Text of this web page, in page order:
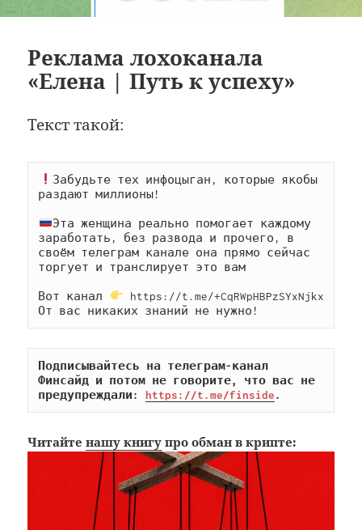
Реклама лохоканала
«Елена | Путь к успеху»
Текст такой:
Забудьте тех инфоцыган, которые якобы
раздают миллионы!
Эта женщина реально помогает каждому
заработать, без развода и прочего, в
своём телеграм канале она прямо сейчас
торгует и транслирует это вам
Вот канал
https://t.me/+CqRWpHBPzSYxNjkx
От вас никаких знаний не нужно!
Подписывайтесь на телеграм-канал
Финсайд и потом не говорите, что вас не
предупреждали: https://t.me/finside.
Читайтенашу книгу про обман в крипте: